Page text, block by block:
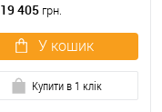
19 405 грн.
У кошик
Купити в 1 клік